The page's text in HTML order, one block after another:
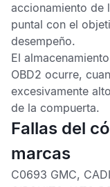
accionamiento de
puntal con el
desempeño.
El
OBD2 ocurre,
excesivamente
de la compuerta.
Fallas del
marcas
C0693 GMC,